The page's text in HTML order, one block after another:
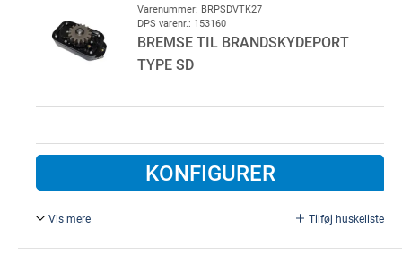
Varenummer: BRPSDVTK27
DPS varenr.: 153160
BREMSE TIL BRANDSKYDEPORT
TYPE SD
KONFIGURER
Vis mere Tilføj huskeliste
Bremse til brandskydeport type SD, VTK Kalipe.